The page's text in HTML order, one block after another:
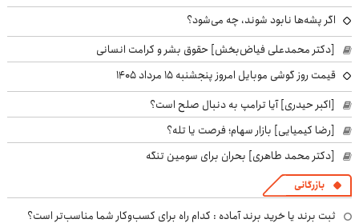
اگر پشه‌ها نابود شوند، چه می‌شود؟
[دکتر محمدعلی فیاض‌بخش] حقوق بشر و کرامت انسانی
قیمت روز گوشی موبایل امروز پنجشنبه ۱۵ مرداد ۱۴۰۵
[اکبر حیدری] آیا ترامپ به دنبال صلح است؟
[رضا کیمیایی] بازار سهام؛ فرصت یا تله؟
[دکتر محمد طاهری] بحران برای سومین تنگه
بازرگانی
ثبت برند یا خرید برند آماده : کدام راه برای کسب‌وکار شما مناسب‌تر است؟